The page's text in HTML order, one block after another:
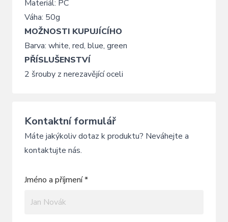
Materiál: PC
Váha: 50g
MOŽNOSTI KUPUJÍCÍHO
Barva: white, red, blue, green
PŘÍSLUŠENSTVÍ
2 šrouby z nerezavějící oceli
Kontaktní formulář
Máte jakýkoliv dotaz k produktu? Neváhejte a
kontaktujte nás.
Jméno a příjmení *